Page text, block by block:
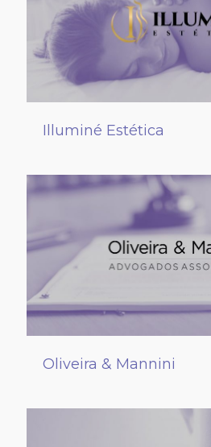
Illuminé Estética
Oliveira & Mannini